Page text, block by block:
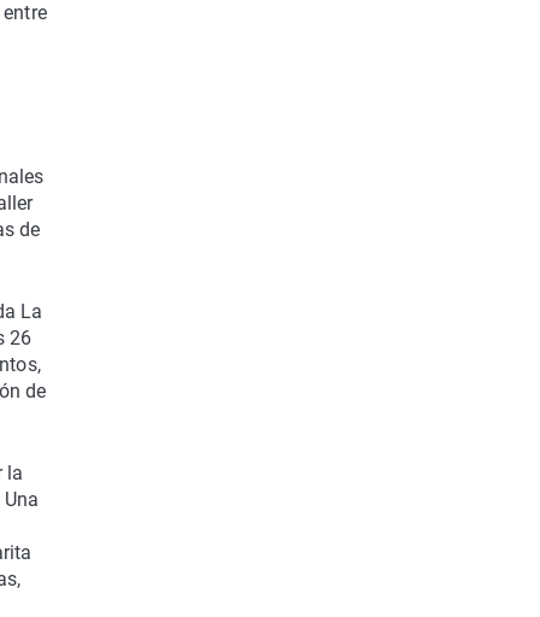
de
La
26
de
la